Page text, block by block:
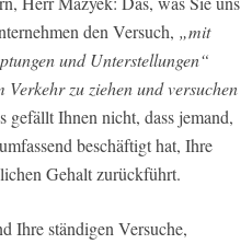
den Versuch, „mit
und Unterstellungen“
Verkehr zu ziehen und versuchen
gefällt Ihnen nicht, dass jemand,
beschäftigt hat, Ihre
Gehalt zurückführt.
Ihre ständigen Versuche,